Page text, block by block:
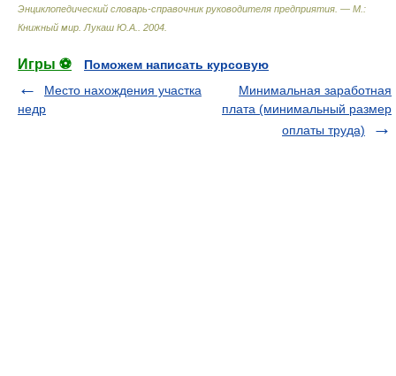
Энциклопедический словарь-справочник руководителя предприятия. — М.:
Книжный мир Лукаш Ю.А. 2004
Игры ⚽
Поможем написать курсовую
Место нахождения участка
недр
Минимальная заработная
плата (минимальный размер
оплаты труда)